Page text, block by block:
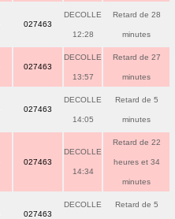
027463
DECOLLE
12:28
Retard de 28
minutes
027463
DECOLLE
13:57
Retard de 27
minutes
027463
DECOLLE
14:05
Retard de 5
minutes
027463
DECOLLE
14:34
Retard de 22
heures et 34
minutes
027463
DECOLLE Retard de 5